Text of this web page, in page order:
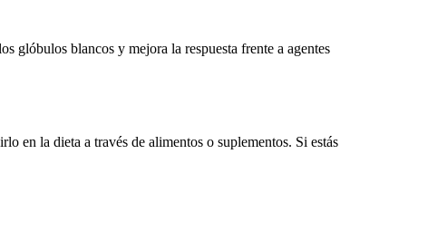
glóbulos blancos y mejora la respuesta frente a agentes
en la dieta a través de alimentos o suplementos. Si estás